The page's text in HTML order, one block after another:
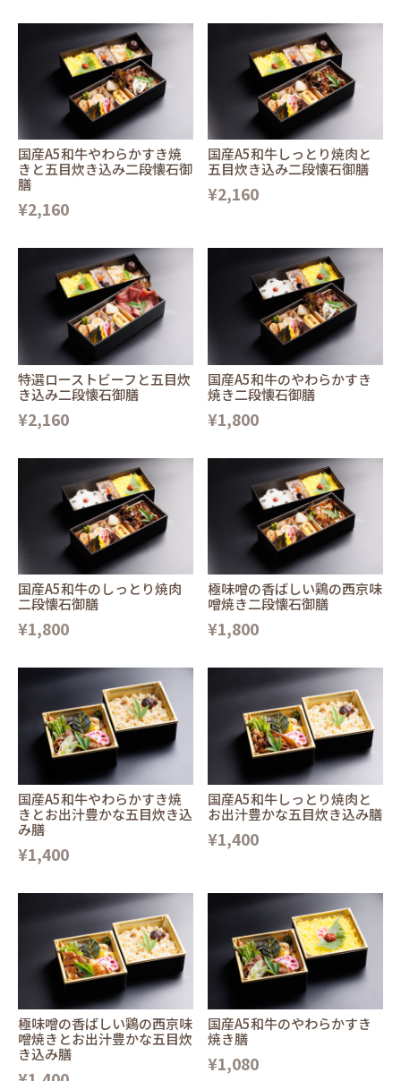
国産A5和牛やわらかすき焼
きと五目炊き込み二段懐石御
膳
¥2,160
国産A5和牛しっとり焼肉と
五目炊き込み二段懐石御膳
¥2,160
特選ローストビーフと五目炊
き込み二段懐石御膳
¥2,160
国産A5和牛のやわらかすき
焼き二段懐石御膳
¥1,800
国産A5和牛のしっとり焼肉
二段懐石御膳
¥1,800
極味噌の香ばしい鶏の西京味
噌焼き二段懐石御膳
¥1,800
国産A5和牛やわらかすき焼
きとお出汁豊かな五目炊き込
み膳
¥1,400
国産A5和牛しっとり焼肉と
お出汁豊かな五目炊き込み膳
¥1,400
極味噌の香ばしい鶏の西京味
噌焼きとお出汁豊かな五目炊
き込み膳
国産A5和牛のやわらかすき
焼き膳
¥1,080